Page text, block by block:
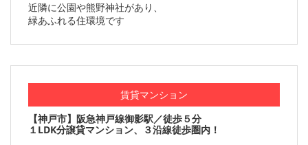
近隣に公園や熊野神社があり、
緑あふれる住環境です
賃貸マンション
【神戸市】阪急神戸線御影駅／徒歩５分
１LDK分譲貸マンション、３沿線徒歩圏内！